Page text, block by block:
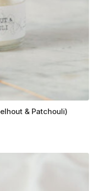
& Patchouli)